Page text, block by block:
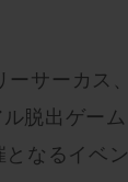
サーカス、
脱出ゲーム
なるイベン